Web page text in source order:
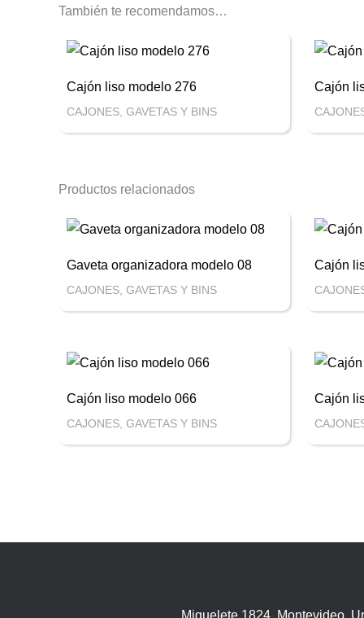
También te recomendamos…
Cajón liso modelo 276
CAJONES, GAVETAS Y BINS
Cajón
Productos relacionados
Gaveta organizadora modelo 08
CAJONES, GAVETAS Y BINS
Cajón
Cajón liso modelo 066
CAJONES, GAVETAS Y BINS
Cajón
Miguelete 1824, Montevideo,